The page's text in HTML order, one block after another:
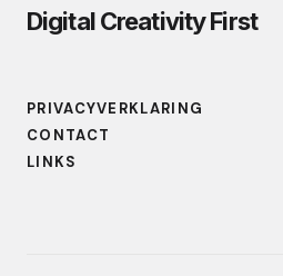
Digital Creativity First
PRIVACYVERKLARING
CONTACT
LINKS